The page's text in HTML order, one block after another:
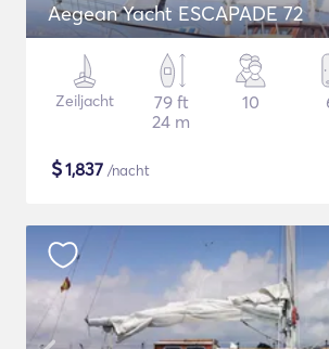
Aegean Yacht ESCAPADE 72
Zeiljacht
79 ft
24 m
10
$1,837 /nacht